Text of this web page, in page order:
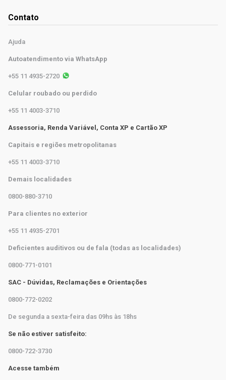
Contato
Ajuda
Autoatendimento via WhatsApp
+55 11 4935-2720
Celular roubado ou perdido
+55 11 4003-3710
Assessoria, Renda Variável, Conta XP e Cartão XP
Capitais e regiões metropolitanas
+55 11 4003-3710
Demais localidades
0800-880-3710
Para clientes no exterior
+55 11 4935-2701
Deficientes auditivos ou de fala (todas as localidades)
0800-771-0101
SAC - Dúvidas, Reclamações e Orientações
0800-772-0202
De segunda a sexta-feira das 09hs às 18hs
Se não estiver satisfeito:
0800-722-3730
Acesse também